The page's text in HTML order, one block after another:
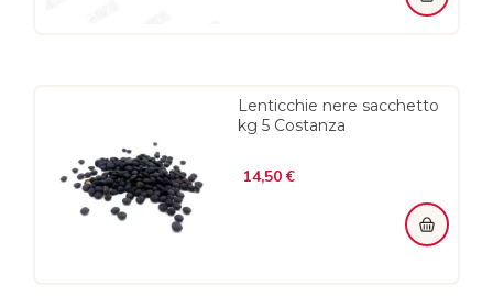
Lenticchie nere sacchetto
kg 5 Costanza
14,50 €